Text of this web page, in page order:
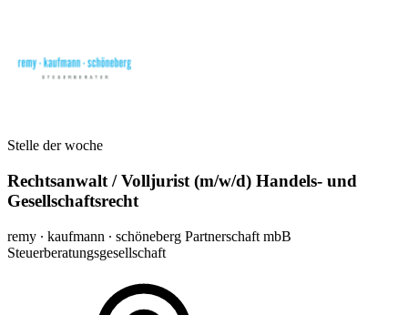
Stelle der woche
Rechtsanwalt / Volljurist (m/w/d) Handels- und
Gesellschaftsrecht
remy ∙ kaufmann ∙ schöneberg Partnerschaft mbB
Steuerberatungsgesellschaft